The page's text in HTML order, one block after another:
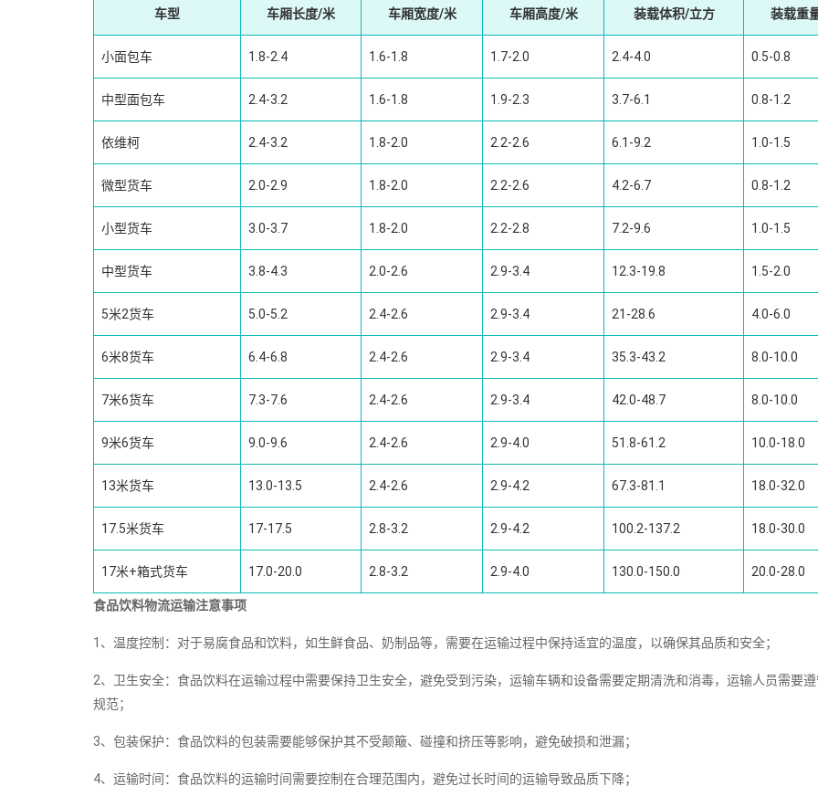
车型 车厢长度/米 车厢宽度/米 车厢高度/米 装载体积/立方 装载重
小面包车 1.8-2.4 1.6-1.8 1.7-2.0 2.4-4.0 0.5-0.8
中型面包车 2.4-3.2 1.6-1.8 1.9-2.3 3.7-6.1 0.8-1.2
依维柯 2.4-3.2 1.8-2.0 2.2-2.6 6.1-9.2 1.0-1.5
微型货车 2.0-2.9 1.8-2.0 2.2-2.6 4.2-6.7 0.8-1.2
小型货车 3.0-3.7 1.8-2.0 2.2-2.8 7.2-9.6 1.0-1.5
中型货车 3.8-4.3 2.0-2.6 2.9-3.4 12.3-19.8 1.5-2.0
5米2货车 5.0-5.2 2.4-2.6 2.9-3.4 21-28.6 4.0-6.0
6米8货车 6.4-6.8 2.4-2.6 2.9-3.4 35.3-43.2 8.0-10.0
7米6货车 7.3-7.6 2.4-2.6 2.9-3.4 42.0-48.7 8.0-10.0
9米6货车 9.0-9.6 2.4-2.6 2.9-4.0 51.8-61.2 10.0-18.0
13米货车 13.0-13.5 2.4-2.6 2.9-4.2 67.3-81.1 18.0-32.0
17.5米货车 17-17.5 2.8-3.2 2.9-4.2 100.2-137.2 18.0-30.0
17米+箱式货车 17.0-20.0 2.8-3.2 2.9-4.0 130.0-150.0 20.0-28.0
食品饮料物流运输注意事项
1、温度控制：对于易腐食品和饮料，如生鲜食品、奶制品等，需要在运输过程中保持适宜的温度，以确保其品质和安全；
2、卫生安全：食品饮料在运输过程中需要保持卫生安全，避免受到污染，运输车辆和设备需要定期清洗和消毒，运输人员需要
规范；
3、包装保护：食品饮料的包装需要能够保护其不受颠簸、碰撞和挤压等影响，避免破损和泄漏；
4、运输时间：食品饮料的运输时间需要控制在合理范围内，避免过长时间的运输导致品质下降；